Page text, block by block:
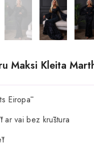
Maksi Kleita
Eiropā
ar vai bez krūštura